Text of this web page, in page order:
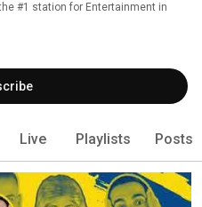
#1 station for Entertainment in
Live Playlists Posts